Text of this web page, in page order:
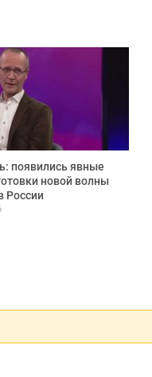
появились явные
новой волны
России